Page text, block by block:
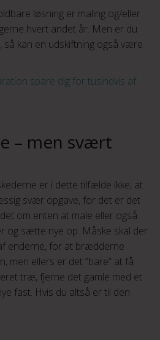
løsning er maling og/eller
hvert andet år. Men er du
så kan en udskiftning også være
spare dig for tusindvis af
– men svært
er i dette tilfælde ikke, at
svær opgave, for det er det
om enten at male eller også
og sætte nye op. Måske skal der
enderne, for at brædderne
men ellers er det ”bare” at få
træ, fjerne det gamle med et
fast. Hvis du altså er til den